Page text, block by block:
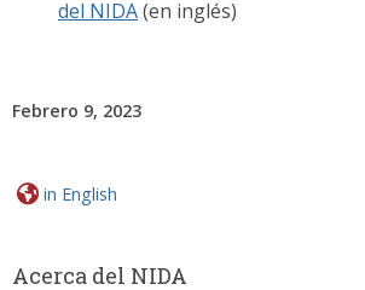
Acerca del NIDA
del NIDA(en inglés)
Febrero 9, 2023
in English